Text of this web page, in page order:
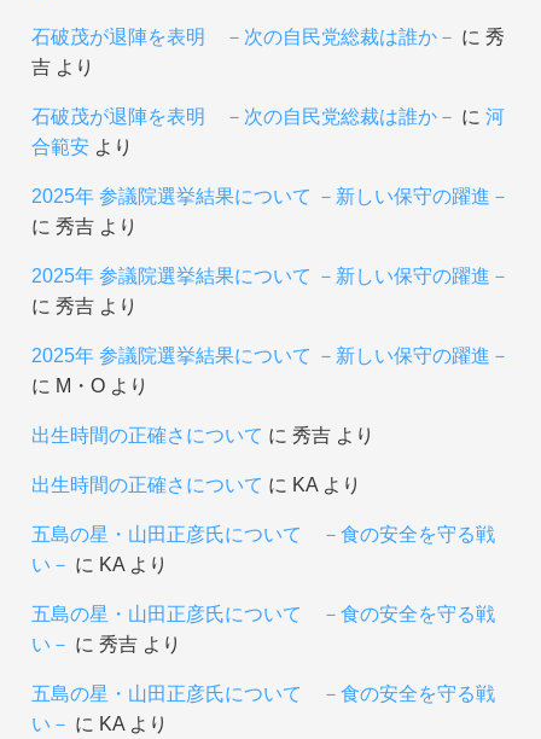
石破茂が退陣を表明 －次の自民党総裁は誰か－ に 秀
吉より
石破茂が退陣を表明 －次の自民党総裁は誰か－ に 河
合範安より
2025年 参議院選挙結果について －新しい保守の躍進－
に 秀吉より
2025年 参議院選挙結果について －新しい保守の躍進－
に 秀吉より
2025年 参議院選挙結果について －新しい保守の躍進－
に М・Оより
出生時間の正確さについて に 秀吉より
出生時間の正確さについて に KAより
五島の星・山田正彦氏について －食の安全を守る戦
い－ に KAより
五島の星・山田正彦氏について －食の安全を守る戦
い－ に 秀吉より
五島の星・山田正彦氏について －食の安全を守る戦
い－ に KAより